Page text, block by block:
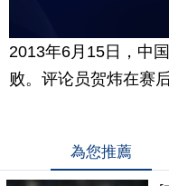
2013年6月15日，中
败。评论员贺炜在赛
為您推薦